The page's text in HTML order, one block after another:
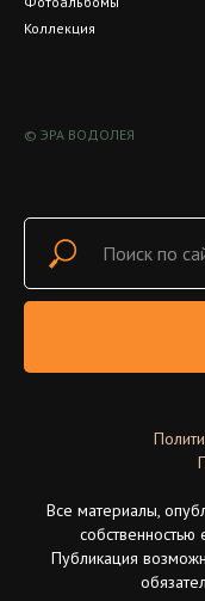
Коллекция
© ЭРА ВОДОЛЕЯ
Все материалы,
собственностью
Публикация